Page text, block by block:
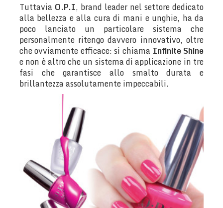
Tuttavia O.P.I, brand leader nel settore dedicato
alla bellezza e alla cura di mani e unghie, ha da
poco lanciato un particolare sistema che
personalmente ritengo davvero innovativo, oltre
che ovviamente efficace: si chiama Infinite Shine
e non è altro che un sistema di applicazione in tre
fasi che garantisce allo smalto durata e
brillantezza assolutamente impeccabili.